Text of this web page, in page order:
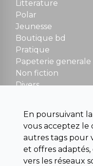
NOUS
contact@la-griffe-
Litterature
Polar
Jeunesse
Boutique bd
Pratique
Papeterie generale
Non fiction
Divers
Para scolaire
Histoire
Pochoteque
Pleiade
En poursuivant
vous acceptez le
autres tags pour
et offres
vers les réseaux